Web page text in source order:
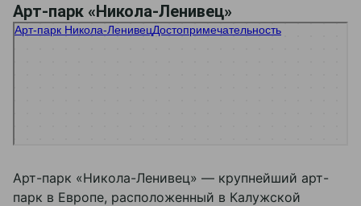
Арт-парк «Никола-Ленивец»
Арт-парк Никола-Ленивец
Парк культуры и отдыха в Калужской области
Арт-парк «Никола-Ленивец» — крупнейший арт-
парк в Европе, расположенный в Калужской